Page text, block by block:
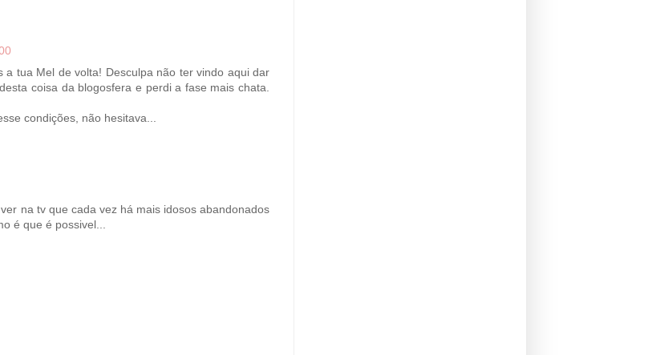
tua Mel de volta! Desculpa não ter vindo aqui dar
coisa da blogosfera e perdi a fase mais chata.
condições, não hesitava...
na tv que cada vez há mais idosos abandonados
é que é possivel...